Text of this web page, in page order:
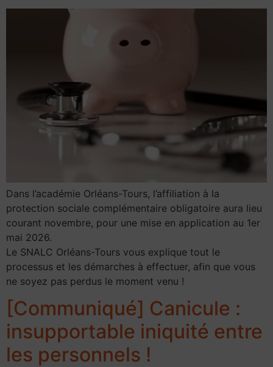
Dans l’académie Orléans-Tours, l’affiliation à la
protection sociale complémentaire obligatoire aura lieu
courant novembre, pour une mise en application au 1er
mai 2026.
Le SNALC Orléans-Tours vous explique tout le
processus et les démarches à effectuer, afin que vous
ne soyez pas perdus le moment venu !
[Communiqué] Canicule :
insupportable iniquité entre
les personnels !